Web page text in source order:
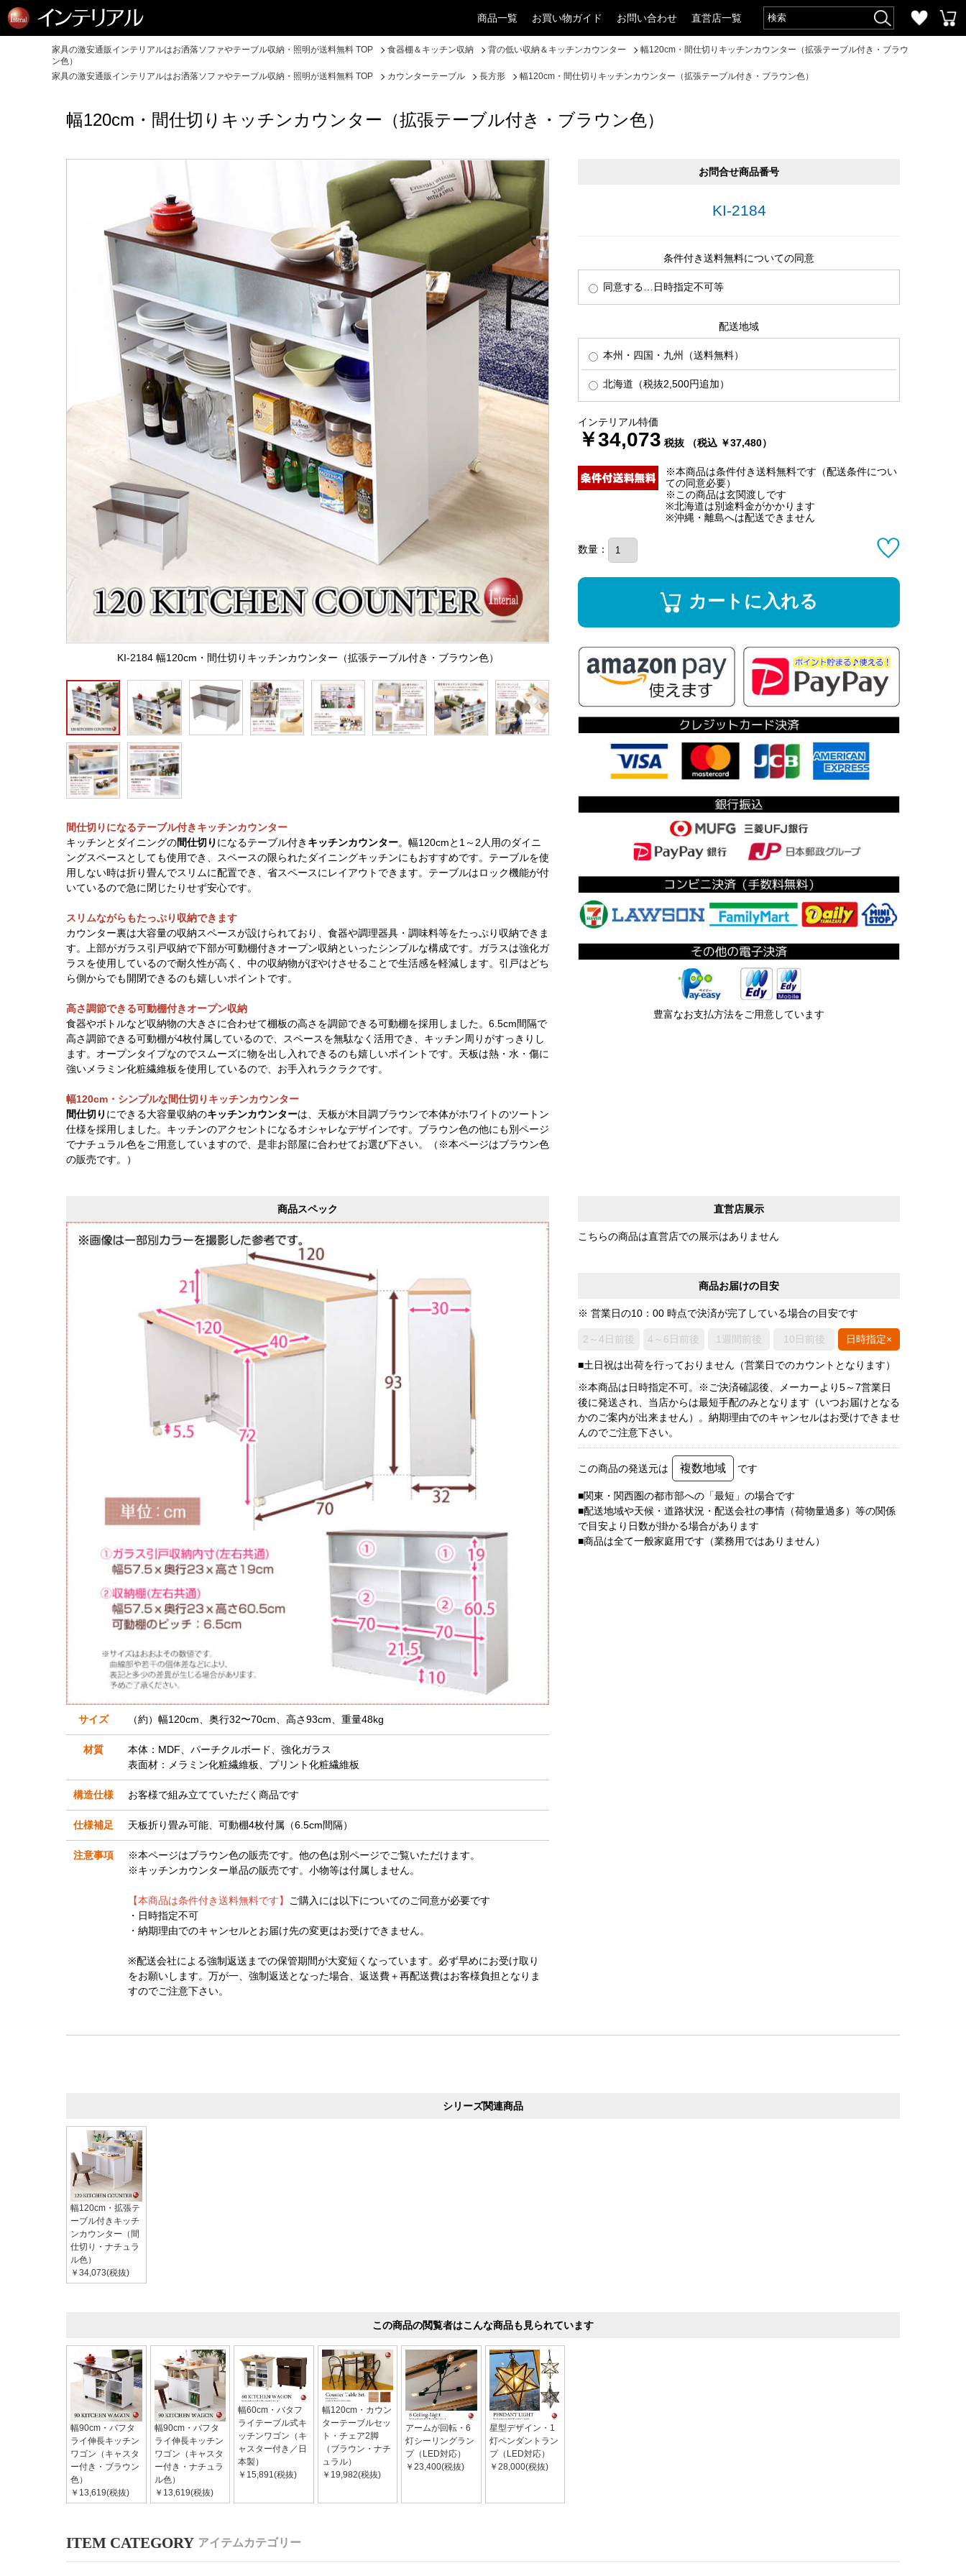
商品一覧 お買い物ガイド お問い合わせ 直営店一覧
家具の激安通販インテリアルはお洒落ソファやテーブル収納・照明が送料無料 TOP 食器棚＆キッチン収納 背の低い収納＆キッチンカウンター
幅120cm・間仕切りキッチンカウンター（拡張テーブル付き・ブラウ
ン色）
家具の激安通販インテリアルはお洒落ソファやテーブル収納・照明が送料無料 TOP
カウンターテーブル 長方形 幅120cm・間仕切りキッチンカウンター（拡張テーブル付き・ブラウン色）
幅120cm・間仕切りキッチンカウンター（拡張テーブル付き・ブラウン色）
KI-2184 幅120cm・間仕切りキッチンカウンター（拡張テーブル付き・ブラウン色）
間仕切りになるテーブル付きキッチンカウンター
キッチンとダイニングの間仕切り になるテーブル付き キッチンカウンター。幅120cmと1～2人用のダイニ
ングスペースとしても使用でき、スペースの限られたダイニングキッチンにもおすすめです。テーブルを使
用しない時は折り畳んでスリムに配置でき、省スペースにレイアウトできます。テーブルはロック機能が付
いているので急に閉じたりせず安心です。
スリムながらもたっぷり収納できます
カウンター裏は大容量の収納スペースが設けられており、食器や調理器具・調味料等をたっぷり収納できま
す。上部がガラス引戸収納で下部が可動棚付きオープン収納といったシンプルな構成です。ガラスは強化ガ
ラスを使用しているので耐久性が高く、中の収納物がぼやけさせることで生活感を軽減します。引戸はどち
ら側からでも開閉できるのも嬉しいポイントです。
高さ調節できる可動棚付きオープン収納
食器やボトルなど収納物の大きさに合わせて棚板の高さを調節できる可動棚を採用しました。6.5cm間隔で
高さ調節できる可動棚が4枚付属しているので、スペースを無駄なく活用でき、キッチン周りがすっきりし
ます。オープンタイプなのでスムーズに物を出し入れできるのも嬉しいポイントです。天板は熱・水・傷に
強いメラミン化粧繊維板を使用しているので、お手入れラクラクです。
幅120cm・シンプルな間仕切りキッチンカウンター
間仕切り にできる大容量収納のキッチンカウンターは、天板が木目調ブラウンで本体がホワイトのツートン
仕様を採用しました。キッチンのアクセントになるオシャレなデザインです。ブラウン色の他にも別ページ
でナチュラル色をご用意していますので、是非お部屋に合わせてお選び下さい。（※本ページはブラウン色
の販売です。）
お問合せ商品番号
KI-2184
条件付き送料無料についての同意
同意する…日時指定不可等
配送地域
本州・四国・九州（送料無料）
北海道（税抜2,500円追加）
インテリアル特価
￥34,073 税抜 （税込 ￥37,480）
※本商品は条件付き送料無料です（配送条件につい
ての同意必要）
※この商品は玄関渡しです
※北海道は別途料金がかかります
※沖縄・離島へは配送できません
数量：
カートに入れる
豊富なお支払方法をご用意しています
直営店展示
こちらの商品は直営店での展示はありません
商品お届けの目安
※ 営業日の10：00 時点で決済が完了している場合の目安です
2～4日前後 4～6日前後 1週間前後 10日前後 日時指定×
■土日祝は出荷を行っておりません（営業日でのカウントとなります）
※本商品は日時指定不可。※ご決済確認後、メーカーより5～7営業日
後に発送され、当店からは最短手配のみとなります（いつお届けとなる
かのご案内が出来ません）。納期理由でのキャンセルはお受けできませ
んのでご注意下さい。
この商品の発送元は 複数地域 です
■関東・関西圏の都市部への「最短」の場合です
■配送地域や天候・道路状況・配送会社の事情（荷物量過多）等の関係
で目安より日数が掛かる場合があります
■商品は全て一般家庭用です（業務用ではありません）
商品スペック
サイズ （約）幅120cm、奥行32〜70cm、高さ93cm、重量48kg
材質
本体：MDF、パーチクルボード、強化ガラス
表面材：メラミン化粧繊維板、プリント化粧繊維板
構造仕様 お客様で組み立てていただく商品です
仕様補足 天板折り畳み可能、可動棚4枚付属（6.5cm間隔）
注意事項
※本ページはブラウン色の販売です。他の色は別ページでご覧いただけます。
※キッチンカウンター単品の販売です。小物等は付属しません。
【本商品は条件付き送料無料です】
ご購入には以下についてのご同意が必要です
・日時指定不可
・納期理由でのキャンセルとお届け先の変更はお受けできません。
※配送会社による強制返送までの保管期間が大変短くなっています。必ず早めにお受け取り
をお願いします。万が一、強制返送となった場合、返送費＋再配送費はお客様負担となりま
すのでご注意下さい。
シリーズ関連商品
幅120cm・拡張テ
ーブル付きキッチ
ンカウンター（間
仕切り・ナチュラ
ル色）
￥34,073(税抜)
この商品の閲覧者はこんな商品も見られています
幅90cm・バフタ
ライ伸長キッチン
ワゴン（キャスタ
ー付き・ブラウン
色）
￥13,619(税抜)
幅90cm・バフタ
ライ伸長キッチン
ワゴン（キャスタ
ー付き・ナチュラ
ル色）
￥13,619(税抜)
幅60cm・バタフ
ライテーブル式キ
ッチンワゴン（キ
ャスター付き／日
本製）
￥15,891(税抜)
幅120cm・カウン
ターテーブルセッ
ト・チェア2脚
（ブラウン・ナチ
ュラル）
￥19,982(税抜)
アームが回転・6
灯シーリングラン
プ（LED対応）
￥23,400(税抜)
星型デザイン・1
灯ペンダントラン
プ（LED対応）
￥28,000(税抜)
アイテムカテゴリー